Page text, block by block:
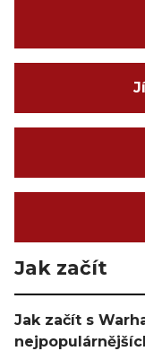
Jak začít
Jak začít s